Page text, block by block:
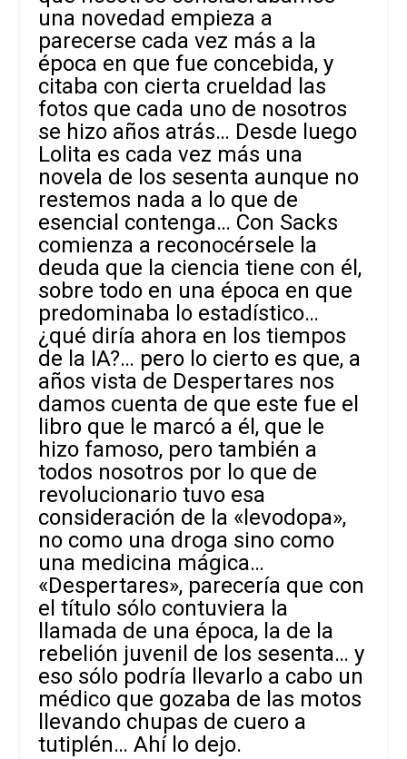
una novedad empieza a
parecerse cada vez más a la
época en que fue concebida, y
citaba con cierta crueldad las
fotos que cada uno de nosotros
se hizo años atrás… Desde luego
Lolita es cada vez más una
novela de los sesenta aunque no
restemos nada a lo que de
esencial contenga… Con Sacks
comienza a reconocérsele la
deuda que la ciencia tiene con él,
sobre todo en una época en que
predominaba lo estadístico…
¿qué diría ahora en los tiempos
de la IA?… pero lo cierto es que, a
años vista de Despertares nos
damos cuenta de que este fue el
libro que le marcó a él, que le
hizo famoso, pero también a
todos nosotros por lo que de
revolucionario tuvo esa
consideración de la «levodopa»,
no como una droga sino como
una medicina mágica…
«Despertares», parecería que con
el título sólo contuviera la
llamada de una época, la de la
rebelión juvenil de los sesenta… y
eso sólo podría llevarlo a cabo un
médico que gozaba de las motos
llevando chupas de cuero a
tutiplén… Ahí lo dejo.